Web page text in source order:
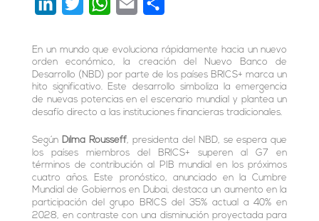
n
k
e
I
n
i
t
t
r
W
a
t
s
p
p
a
i
m
p
a
t
i
r
En un mundo que evoluciona rápidamente hacia un nuevo
orden económico, la creación del Nuevo Banco de
Desarrollo (NBD) por parte de los países BRICS+ marca un
hito significativo. Este desarrollo simboliza la emergencia
de nuevas potencias en el escenario mundial y plantea un
desafío directo a las instituciones financieras tradicionales.
Según Dilma Rousseff, presidenta del NBD, se espera que
los países miembros del BRICS+ superen al G7 en
términos de contribución al PIB mundial en los próximos
cuatro años. Este pronóstico, anunciado en la Cumbre
Mundial de Gobiernos en Dubai, destaca un aumento en la
participación del grupo BRICS del 35% actual a 40% en
2028, en contraste con una disminución proyectada para